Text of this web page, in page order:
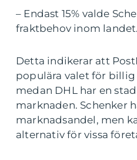
– Endast 15% valde
fraktbehov inom landet.
Detta indikerar att
populära valet för billig
medan DHL har en
marknaden. Schenker
marknadsandel, men
alternativ för vissa